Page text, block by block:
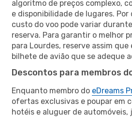
algoritmo de preços complexo,
e disponibilidade de lugares.
custo do voo pode variar
reserva. Para garantir o melhor
para Lourdes, reserve assim
bilhete de avião que se adeque
Descontos para membros
Enquanto membro do eDreams
ofertas exclusivas e poupar em
hotéis e aluguer de